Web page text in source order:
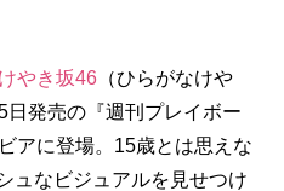
けやき坂46（ひらがなけ
日発売の『週刊プレイボー
アに登場。15歳とは思えな
ュなビジュアルを見せつけ